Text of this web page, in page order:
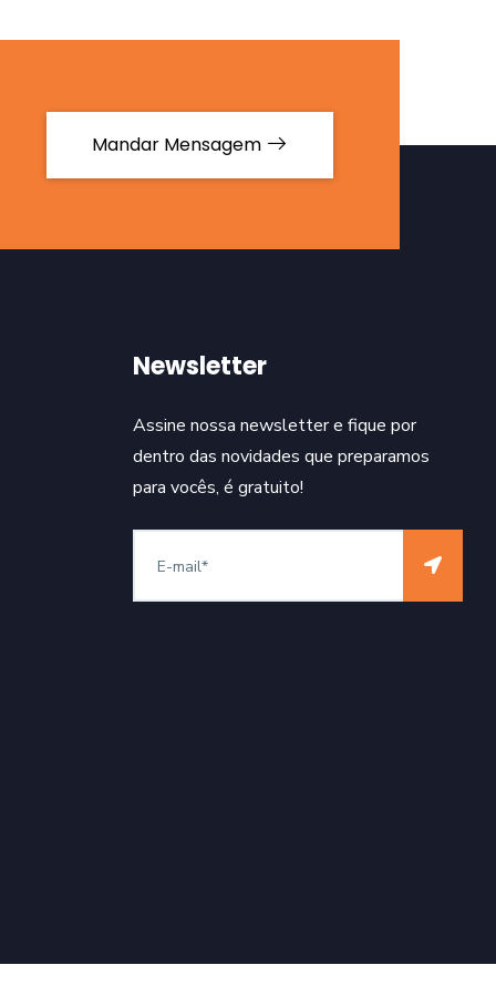
Mandar Mensagem
Newsletter
Assine nossa newsletter e fique por
dentro das novidades que preparamos
para vocês, é gratuito!